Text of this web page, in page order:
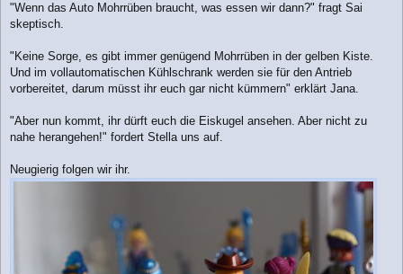
"Wenn das Auto Mohrrüben braucht, was essen wir dann?" fragt Sai
skeptisch.
"Keine Sorge, es gibt immer genügend Mohrrüben in der gelben Kiste.
Und im vollautomatischen Kühlschrank werden sie für den Antrieb
vorbereitet, darum müsst ihr euch gar nicht kümmern" erklärt Jana.
"Aber nun kommt, ihr dürft euch die Eiskugel ansehen. Aber nicht zu
nahe herangehen!" fordert Stella uns auf.
Neugierig folgen wir ihr.